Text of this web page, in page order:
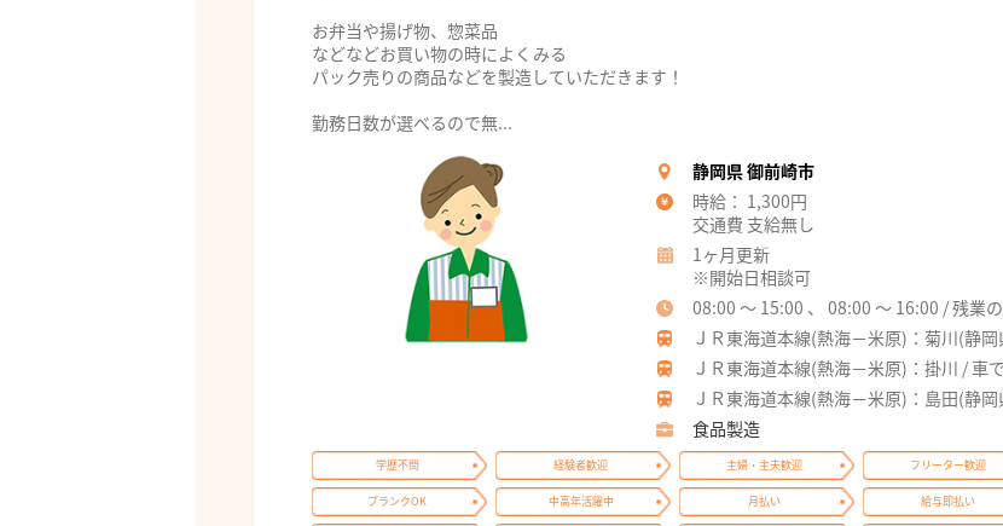
お弁当や揚げ物、惣菜品
などなどお買い物の時によくみる
パック売りの商品などを製造していただきます！
勤務日数が選べるので無...
静岡県 御前崎市
時給： 1,300円
交通費 支給無し
1ヶ月更新
※開始日相談可
08:00 ～ 15:00 、 08:00 ～ 16:00 / 残業
ＪＲ東海道本線(熱海－米原)：菊川(静
ＪＲ東海道本線(熱海－米原)：掛川 / 車
ＪＲ東海道本線(熱海－米原)：島田(静
食品製造
学歴不問 経験者歓迎 主婦・主夫歓迎 フリーター歓迎
ブランクOK 中高年活躍中 月払い 給与即払い